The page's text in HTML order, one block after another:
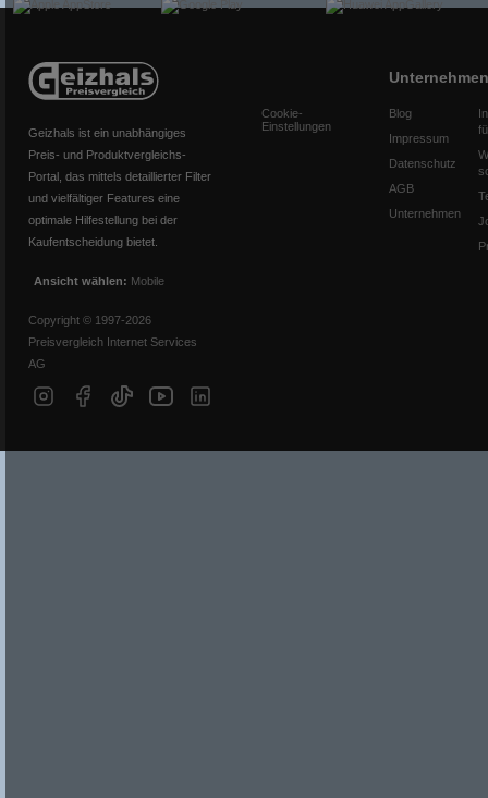
Geizhals ist ein unabhängiges
Preis- und Produktvergleichs-
Portal, das mittels detaillierter Filter
und vielfältiger Features eine
optimale Hilfestellung bei der
Kaufentscheidung bietet.
Ansicht wählen: Mobile
Copyright © 1997-2026
Preisvergleich Internet Services
AG
Cookie-
Einstellungen
Unternehmen
Blog
Impressum
Datenschutz
AGB
Unternehmen